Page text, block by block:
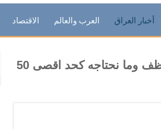
أخبار العراق العرب والعالم الاقتصاد
وزير الصناعة: الوزارة فيها 102 الف موظف وما نحتاجه كحد اقصى 50